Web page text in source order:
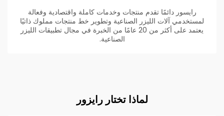
رايسور دائمًا تقدم منتجات وخدمات كاملة واقتصادية وفعالة
لمستخدمي آلات الليزر الصناعية وتطوير خط منتجات مملوك ذاتيًا
يعتمد على أكثر من 20 عامًا من الخبرة في مجال تطبيقات الليزر
الصناعية.
لماذا تختار رايزور